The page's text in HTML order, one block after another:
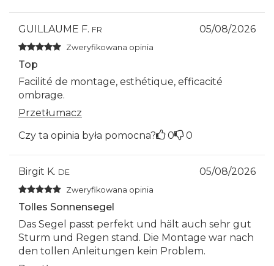
GUILLAUME F. FR 05/08/2026
Zweryfikowana opinia
Top
Facilité de montage, esthétique, efficacité
ombrage.
Przetłumacz
Czy ta opinia była pomocna?
0 0
Birgit K. DE 05/08/2026
Zweryfikowana opinia
Tolles Sonnensegel
Das Segel passt perfekt und hält auch sehr gut
Sturm und Regen stand. Die Montage war nach
den tollen Anleitungen kein Problem.